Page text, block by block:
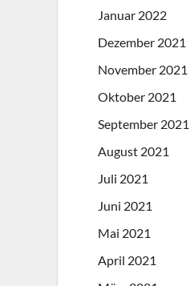
Januar 2022
Dezember 2021
November 2021
Oktober 2021
September 2021
August 2021
Juli 2021
Juni 2021
Mai 2021
April 2021